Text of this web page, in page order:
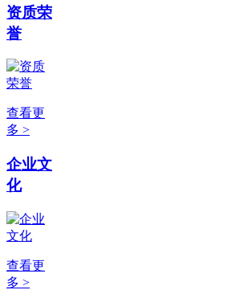
资质荣
誉
查看更
多 >
企业文
化
查看更
多 >